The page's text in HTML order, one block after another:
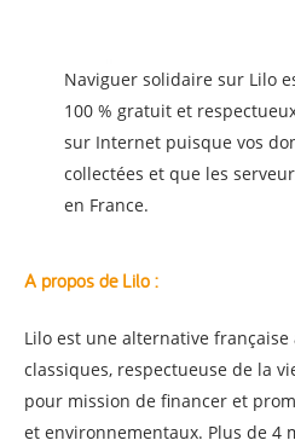
Naviguer solidaire sur Lilo
100 % gratuit et
sur Internet puisque vos
collectées et que les
en France.
A propos de Lilo :
Lilo est une alternative
classiques, respectueuse de la
pour mission de financer et
et environnementaux. Plus de 4